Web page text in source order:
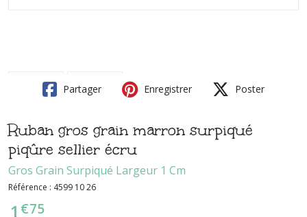
Partager Enregistrer Poster
Ruban gros grain marron surpiqué
piqûre sellier écru
Gros Grain Surpiqué Largeur 1 Cm
Référence : 4599 10 26
1 €75